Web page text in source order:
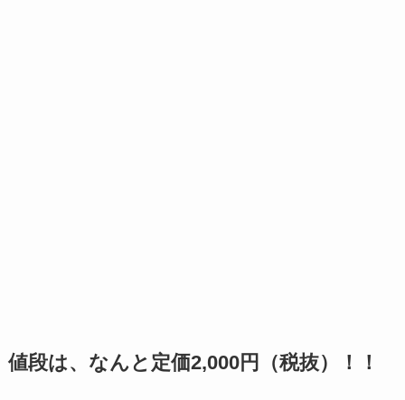
値段は、なんと定価2,000円（税抜）！！